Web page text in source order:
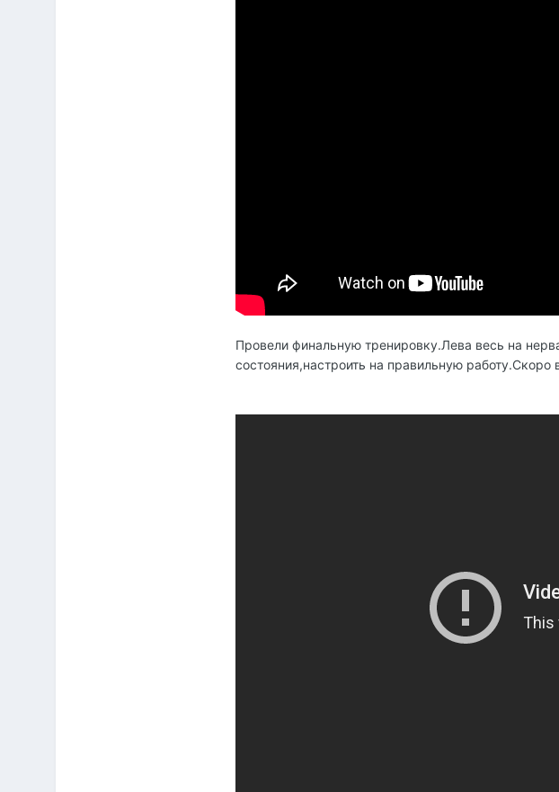
Провели финальную тренировку.Лева весь на
состояния,настроить на правильную работу.Скоро